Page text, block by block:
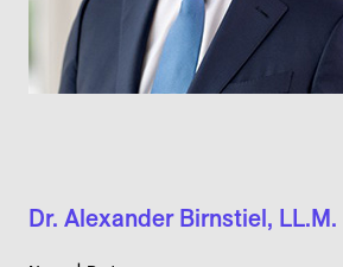
Dr. Alexander Birnstiel, LL.M.